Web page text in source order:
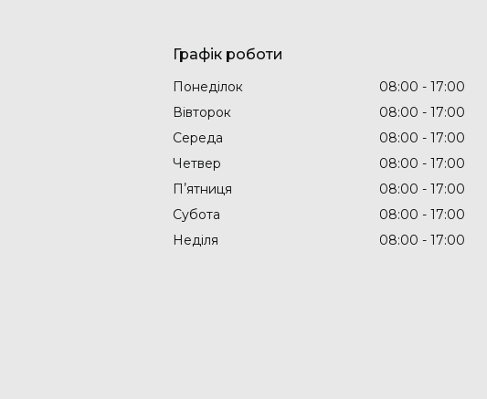
Графік роботи
Понеділок 08:00
17:00
Вівторок
08:00
17:00
Середа
08:00
17:00
Четвер
08:00
17:00
Пʼятниця
08:00
17:00
Субота
08:00
17:00
Неділя
08:00 17:00